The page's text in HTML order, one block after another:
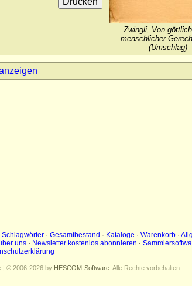
Zwingli, Von
menschlicher
(Umschlag)
Schlagwörter· Gesamtbestand · Kataloge · Warenkorb·
uns · Newsletter kostenlos abonnieren ·
| © 2006-2026 by HESCOM-Software . Alle Rechte vorbehalten.